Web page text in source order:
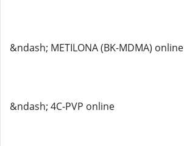
&ndash; METILONA (BK-MDMA) online
&ndash; 4C-PVP online